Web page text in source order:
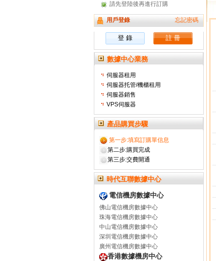
請先登陸後再進行訂購
用戶登錄 忘記密碼
數據中心業務
伺服器租用
伺服器托管/機櫃租用
伺服器銷售
VPS伺服器
產品購買步驟
第一步:填寫訂購單信息
第二步:購買完成
第三步:交費開通
時代互聯數據中心
電信機房數據中心
佛山電信機房數據中心
珠海電信機房數據中心
中山電信機房數據中心
深圳電信機房數據中心
廣州電信機房數據中心
香港數據機房中心